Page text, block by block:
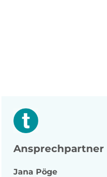
Ansprechpartner
Jana Pöge